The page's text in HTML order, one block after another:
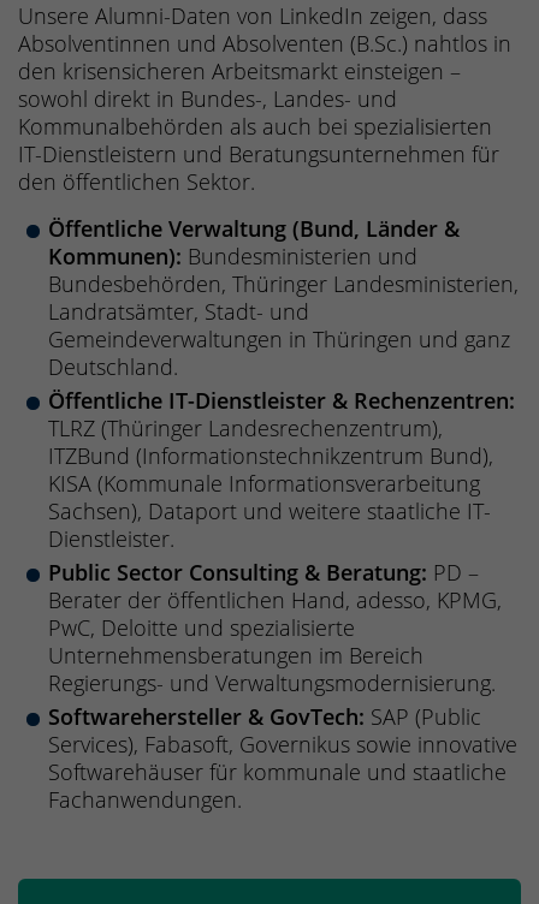
Unsere Alumni-Daten von LinkedIn zeigen, dass
Absolventinnen und Absolventen (B.Sc.) nahtlos in
den krisensicheren Arbeitsmarkt einsteigen –
sowohl direkt in Bundes-, Landes- und
Kommunalbehörden als auch bei spezialisierten
IT-Dienstleistern und Beratungsunternehmen für
den öffentlichen Sektor.
Öffentliche Verwaltung (Bund, Länder &
Kommunen): Bundesministerien und
Bundesbehörden, Thüringer Landesministerien,
Landratsämter, Stadt- und
Gemeindeverwaltungen in Thüringen und ganz
Deutschland.
Öffentliche IT-Dienstleister & Rechenzentren:
TLRZ (Thüringer Landesrechenzentrum),
ITZBund (Informationstechnikzentrum Bund),
KISA (Kommunale Informationsverarbeitung
Sachsen), Dataport und weitere staatliche IT-
Dienstleister.
Public Sector Consulting & Beratung: PD –
Berater der öffentlichen Hand, adesso, KPMG,
PwC, Deloitte und spezialisierte
Unternehmensberatungen im Bereich
Regierungs- und Verwaltungsmodernisierung.
Softwarehersteller & GovTech: SAP (Public
Services), Fabasoft, Governikus sowie innovative
Softwarehäuser für kommunale und staatliche
Fachanwendungen.